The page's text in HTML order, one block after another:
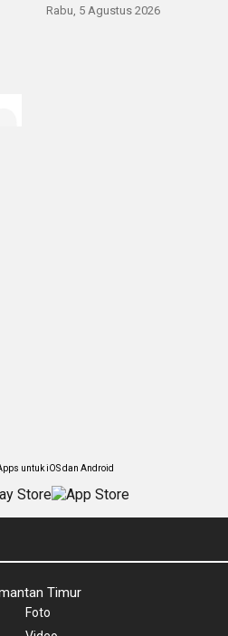
Rabu, 5 Agustus 2026
untuk iOS dan Android
Timur
Foto